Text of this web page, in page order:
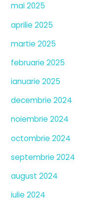
mai 2025
aprilie 2025
martie 2025
februarie 2025
ianuarie 2025
decembrie 2024
noiembrie 2024
octombrie 2024
septembrie 2024
august 2024
iulie 2024